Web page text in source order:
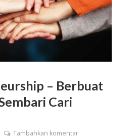
– Berbuat
Cari
Tambahkan komentar